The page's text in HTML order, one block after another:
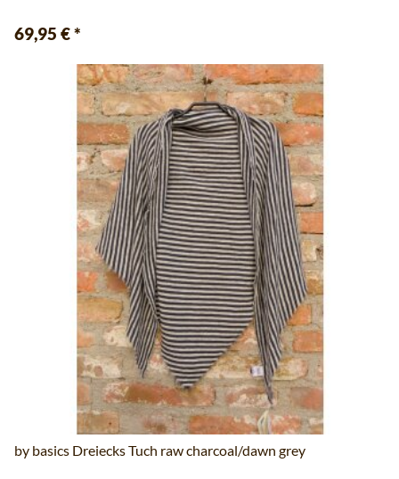
69,95 €*
by basics Dreiecks Tuch raw charcoal/dawn grey